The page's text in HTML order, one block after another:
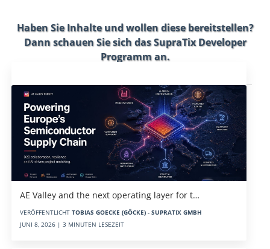
Haben Sie Inhalte und wollen diese bereitstellen?
Dann schauen Sie sich dasSupraTix Developer
Programman.
AE Valley and the next operating layer for t…
VERÖFFENTLICHT TOBIAS GOECKE (GÖCKE) - SUPRATIX GMBH
JUNI 8, 2026 | 3 MINUTEN LESEZEIT